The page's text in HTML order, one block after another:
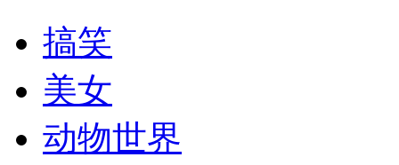
司机酒驾遇交警 急速倒车逃窜
搞笑
美女
动物世界